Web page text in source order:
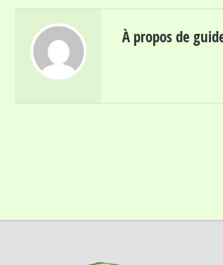
À propos de